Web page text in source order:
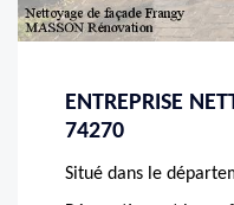
ENTREPRISE
74270
Situé dans le